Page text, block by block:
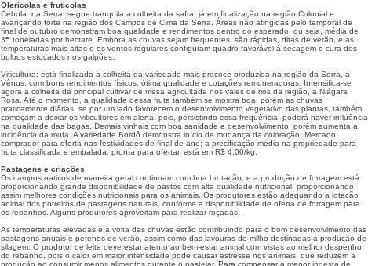
Olerícolas e frutícolas
Cebola: na Serra, segue tranquila a colheita da safra, já em finalização na região Colonial e
avançando forte na região dos Campos de Cima da Serra. Áreas não atingidas pelo temporal de
final de outubro demonstram boa qualidade e rendimentos dentro do esperado, ou seja, média de
35 toneladas por hectare. Embora as chuvas sejam frequentes, são rápidas, ditas de verão, e as
temperaturas mais altas e os ventos regulares configuram quadro favorável à secagem e cura dos
bulbos estocados nos galpões.
Viticultura: está finalizada a colheita da variedade mais precoce produzida na região da Serra, a
Vênus, com bons rendimentos físicos, ótima qualidade e cotações remuneradoras. Intensifica-se
agora a colheita da principal cultivar de mesa agricultada nos vales de rios da região, a Niágara
Rosa. Até o momento, a qualidade dessa fruta também se mostra boa, porém as chuvas
praticamente diárias, se por um lado favorecem o desenvolvimento vegetativo das plantas, também
começam a deixar os viticultores em alerta, pois, persistindo essa frequência, poderá haver influência
na qualidade das bagas. Demais vinhais com boa sanidade e desenvolvimento; porém aumenta a
incidência da mufa. A variedade Bordô demonstra início de mudança da coloração. Mercado
comprador para oferta nas festividades de final de ano; a precificação média na propriedade para
fruta classificada e embalada, pronta para ofertar, está em R$ 4,00/kg.
Pastagens e criações
Os campos nativos de maneira geral continuam com boa brotação, e a produção de forragem está
proporcionando grande disponibilidade de pastos com alta qualidade nutricional, proporcionando
assim melhores condições nutricionais para os animais. Os produtores estão adequando a lotação
animal dos potreiros de pastagens naturais, conforme a disponibilidade de oferta de forragem para
os rebanhos. Alguns produtores aproveitam para realizar roçadas.
As temperaturas elevadas e a volta das chuvas estão contribuindo para o bom desenvolvimento das
pastagens anuais e perenes de verão, assim como das lavouras de milho destinadas à produção de
silagem. O produtor de leite deve estar atento ao bem-estar animal com vistas ao melhor despenho
do rebanho, pois o calor em maior intensidade pode causar estresse nos animais, que reduzem a
produção ao consumir menos alimentos durante o pastejar. Para compensar a menor ingesta de